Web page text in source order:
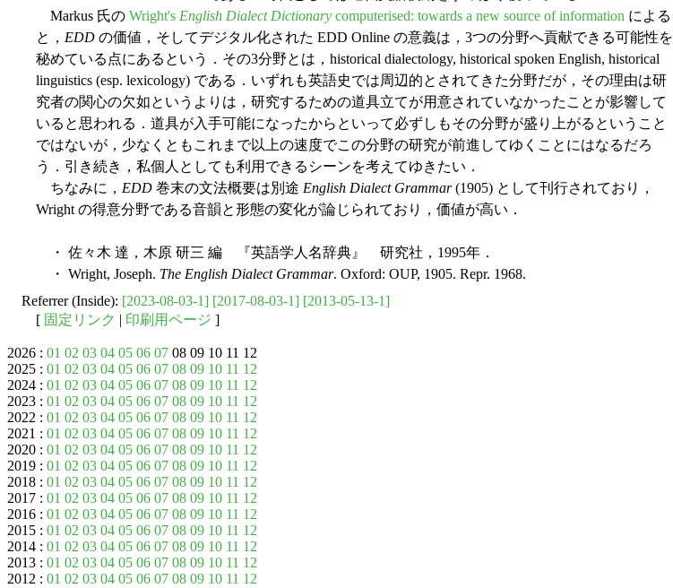
Markus 氏の Wright's English Dialect Dictionary computerised: towards a new source of information による
と， EDD の価値，そしてデジタル化された EDD Online の意義は，3つの分野へ貢献できる可能性を
秘めている点にあるという．その3分野とは，historical dialectology, historical spoken English, historical
linguistics (esp. lexicology) である．いずれも英語史では周辺的とされてきた分野だが，その理由は研
究者の関心の欠如というよりは，研究するための道具立てが用意されていなかったことが影響して
いると思われる．道具が入手可能になったからといって必ずしもその分野が盛り上がるということ
ではないが，少なくともこれまで以上の速度でこの分野の研究が前進してゆくことにはなるだろ
う．引き続き，私個人としても利用できるシーンを考えてゆきたい．
ちなみに， EDD 巻末の文法概要は別途 English Dialect Grammar(1905) として刊行されており，
Wright の得意分野である音韻と形態の変化が論じられており，価値が高い．
・ 佐々木 達，木原 研三 編 『英語学人名辞典』 研究社，1995年．
・ Wright, Joseph. The English Dialect Grammar. Oxford: OUP, 1905. Repr. 1968.
Referrer (Inside): [2023-08-03-1] [2017-08-03-1] [2013-05-13-1]
[ 固定リンク | 印刷用ページ ]
2026 : 01 02 03 04 05 06 07 08 09 10 11 12
2025 : 01 02 03 04 05 06 07 08 09 10 11 12
2024 : 01 02 03 04 05 06 07 08 09 10 11 12
2023 : 01 02 03 04 05 06 07 08 09 10 11 12
2022 : 01 02 03 04 05 06 07 08 09 10 11 12
2021 : 01 02 03 04 05 06 07 08 09 10 11 12
2020 : 01 02 03 04 05 06 07 08 09 10 11 12
2019 : 01 02 03 04 05 06 07 08 09 10 11 12
2018 : 01 02 03 04 05 06 07 08 09 10 11 12
2017 : 01 02 03 04 05 06 07 08 09 10 11 12
2016 : 01 02 03 04 05 06 07 08 09 10 11 12
2015 : 01 02 03 04 05 06 07 08 09 10 11 12
2014 : 01 02 03 04 05 06 07 08 09 10 11 12
2013 : 01 02 03 04 05 06 07 08 09 10 11 12
2012 : 01 02 03 04 05 06 07 08 09 10 11 12